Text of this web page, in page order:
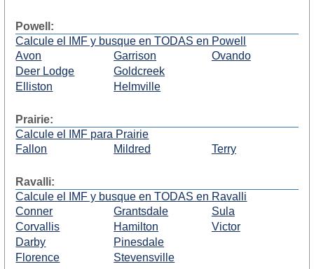
Powell:
Calcule el IMF y busque en TODAS en Powell
Avon
Deer Lodge
Elliston
Garrison
Goldcreek
Helmville
Ovando
Prairie:
Calcule el IMF para Prairie
Fallon
Mildred Terry
Ravalli:
Calcule el IMF y busque en TODAS en Ravalli
Conner
Corvallis
Darby
Florence
Grantsdale
Hamilton
Pinesdale
Stevensville
Sula
Victor